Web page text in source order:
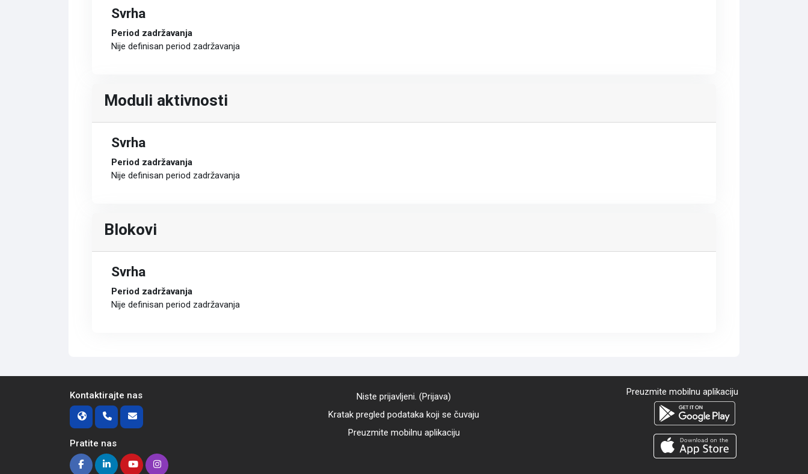
Svrha
Period zadržavanja
Nije definisan period zadržavanja
Moduli aktivnosti
Svrha
Period zadržavanja
Nije definisan period zadržavanja
Blokovi
Svrha
Period zadržavanja
Nije definisan period zadržavanja
Kontaktirajte nas
Pratite nas
Niste prijavljeni. (Prijava)
Kratak pregled podataka koji se čuvaju
Preuzmite mobilnu aplikaciju
Preuzmite mobilnu aplikaciju